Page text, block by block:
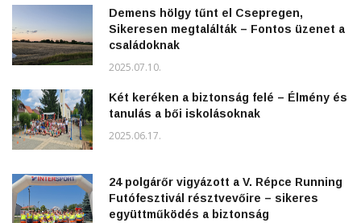
Demens hölgy tűnt el Csepregen,
Sikeresen megtalálták – Fontos üzenet a
családoknak
2025.07.10.
Két keréken a biztonság felé – Élmény és
tanulás a bői iskolásoknak
2025.06.17.
24 polgárőr vigyázott a V. Répce Running
Futófesztivál résztvevőire – sikeres
együttműködés a biztonság